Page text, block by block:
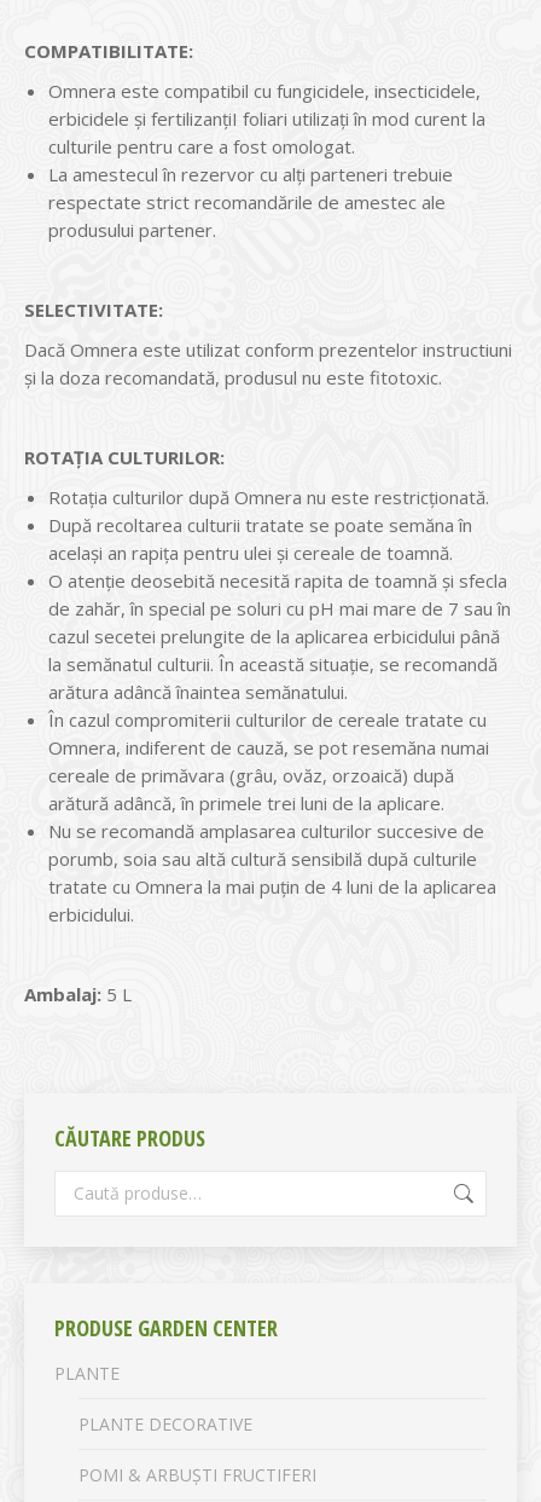
COMPATIBILITATE:
Omnera este compatibil cu fungicidele, insecticidele,
erbicidele şi fertilizanţiI foliari utilizați în mod curent la
culturile pentru care a fost omologat.
La amestecul în rezervor cu alţi parteneri trebuie
respectate strict recomandările de amestec ale
produsului partener.
SELECTIVITATE:
Dacă Omnera este utilizat conform prezentelor instructiuni
şi la doza recomandată, produsul nu este fitotoxic.
ROTAȚIA CULTURILOR:
Rotaţia culturilor după Omnera nu este restricţionată.
După recoltarea culturii tratate se poate semăna în
acelaşi an rapiţa pentru ulei şi cereale de toamnă.
O atenţie deosebită necesită rapita de toamnă şi sfecla
de zahăr, în special pe soluri cu pH mai mare de 7 sau în
cazul secetei prelungite de la aplicarea erbicidului până
la semănatul culturii. În această situaţie, se recomandă
arătura adâncă înaintea semănatului.
În cazul compromiterii culturilor de cereale tratate cu
Omnera, indiferent de cauză, se pot resemăna numai
cereale de primăvara (grâu, ovăz, orzoaică) după
arătură adâncă, în primele trei luni de la aplicare.
Nu se recomandă amplasarea culturilor succesive de
porumb, soia sau altă cultură sensibilă după culturile
tratate cu Omnera la mai puţin de 4 luni de la aplicarea
erbicidului.
Ambalaj: 5 L
CĂUTARE PRODUS
PRODUSE GARDEN CENTER
PLANTE
PLANTE DECORATIVE
POMI & ARBUȘTI FRUCTIFERI